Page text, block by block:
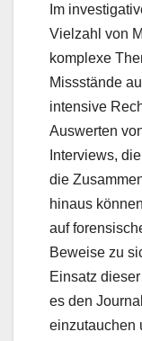
Im
Vielzahl von
komplexe
Missstände
intensive
Auswerten
Interviews,
die
hinaus
auf
Beweise zu
Einsatz
es den
einzutauchen